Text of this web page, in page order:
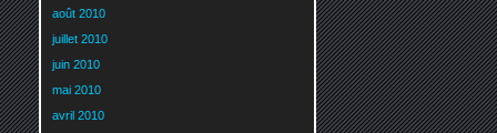
août 2010
juillet 2010
juin 2010
mai 2010
avril 2010